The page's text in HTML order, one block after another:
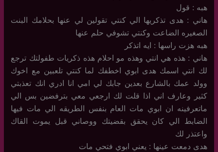
هبه : قول
هاني : هدى تذكريها الي كنتي تقولين لي عنها بحلامك البنت
الصغيره الضاعت وكنتي تشوفي حلم عنها
هبه هزت راسها : ايه اتذكر
هاني : هذه هي انتي وهذه مو احلام هذه ذكريات طفولتك ترجع
لك انتي اسمك هدى ابوي اخطفك لما كنتي تلعبين مع اخوك
وولد عمك بالشارع بعدين جابك لي امي انا ادري انك تعذبتي
كثير وعارف اني اذا قلت لك ارجعي معي بترفضين بس الي
ماتعرفينه ان ابوي مات العام بنفس الطريقه الي مات فيها
الضابط الي كان يحقق بقضيتك ووصاني قبل يموت القاك
واعتذر لك
هدى دمعت عينها : يعني ابوي فتحي مات